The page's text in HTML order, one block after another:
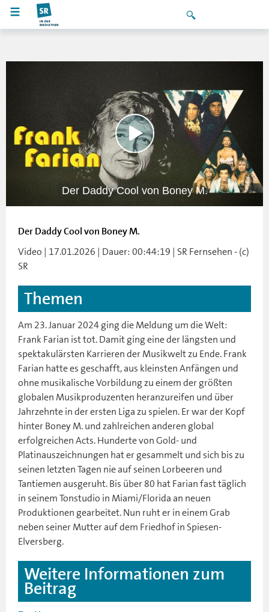
Der Daddy Cool von Boney M.
Der Daddy Cool von Boney M.
Video | 17.01.2026 | Dauer: 00:44:19 | SR Fernsehen - (c)
SR
Themen
Am 23. Januar 2024 ging die Meldung um die Welt:
Frank Farian ist tot. Damit ging eine der längsten und
spektakulärsten Karrieren der Musikwelt zu Ende. Frank
Farian hatte es geschafft, aus kleinsten Anfängen und
ohne musikalische Vorbildung zu einem der größten
globalen Musikproduzenten heranzureifen und über
Jahrzehnte in der ersten Liga zu spielen. Er war der Kopf
hinter Boney M. und zahlreichen anderen global
erfolgreichen Acts. Hunderte von Gold- und
Platinauszeichnungen hat er gesammelt und sich bis zu
seinen letzten Tagen nie auf seinen Lorbeeren und
Tantiemen ausgeruht. Bis über 80 hat Farian fast täglich
in seinem Tonstudio in Miami/Florida an neuen
Produktionen gearbeitet. Nun ruht er in einem Grab
neben seiner Mutter auf dem Friedhof in Spiesen-
Elversberg.
Weitere Informationen zum
Beitrag